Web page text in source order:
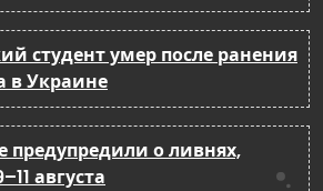
студент умер после ранения
в Украине
предупредили о ливнях,
августа